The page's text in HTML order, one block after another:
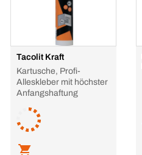
Tacolit Kraft
Kartusche, Profi-
Alleskleber mit höchster
Anfangshaftung